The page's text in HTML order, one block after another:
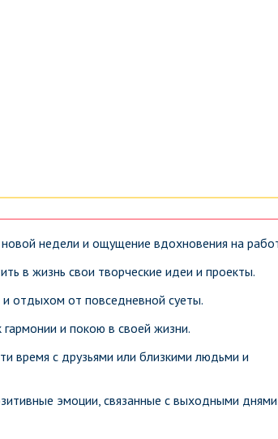
недели и ощущение вдохновения на
в жизнь свои творческие идеи и проекты.
отдыхом от повседневной суеты.
и покою в своей жизни.
время с друзьями или близкими людьми и
эмоции, связанные с выходными